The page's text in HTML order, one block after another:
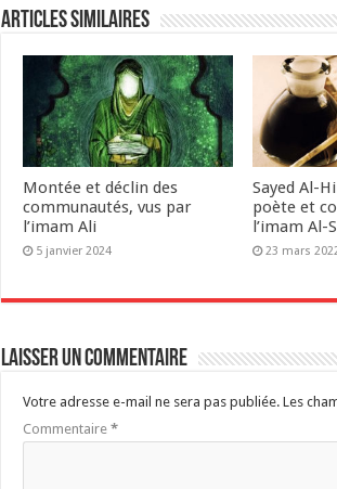
Articles similaires
Montée et déclin des
communautés, vus par
l’imam Ali
5 janvier 2024
Sayed Al-
poète et
l’imam Al-
23 mars
Laisser un commentaire
Votre adresse e-mail ne sera pas publiée. Les
Commentaire *